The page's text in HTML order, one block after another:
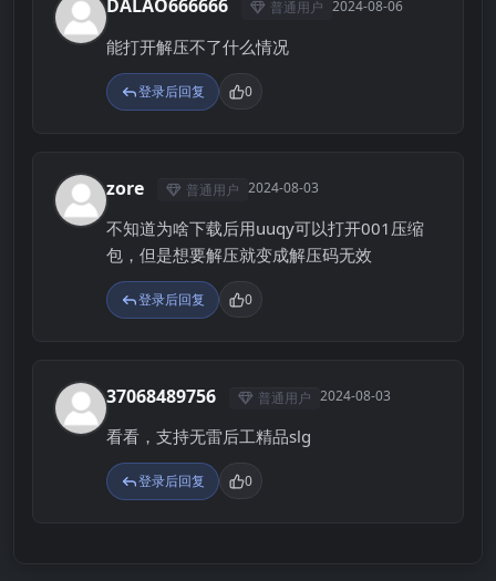
D DALAO666666 普通用户 2024-08-06
能打开解压不了什么情况
登录后回复 0
Z zore 普通用户 2024-08-03
不知道为啥下载后用uuqy可以打开001压缩
包，但是想要解压就变成解压码无效
登录后回复 0
3 37068489756 普通用户 2024-08-03
看看，支持无雷后工精品slg
登录后回复 0